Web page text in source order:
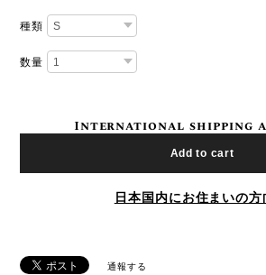
種類
数量
International shipping
Add to cart
日本国内にお住まいの
通報する